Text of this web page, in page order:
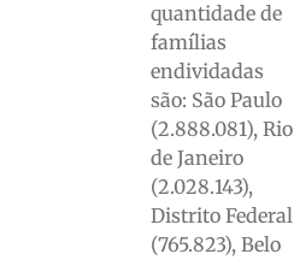
quantidade de
famílias
endividadas
são: São Paulo
(2.888.081), Rio
de Janeiro
(2.028.143),
Distrito Federal
(765.823), Belo